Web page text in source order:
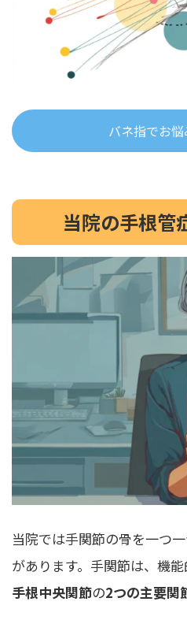
バネ指でお
当院の手根管
当院では手関節の骨を一つ
があります。手関節は、機能
手根中央関節の2つの主要関